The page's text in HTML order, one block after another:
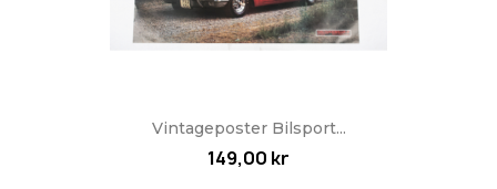
Vintageposter Bilsport...
149,00 kr